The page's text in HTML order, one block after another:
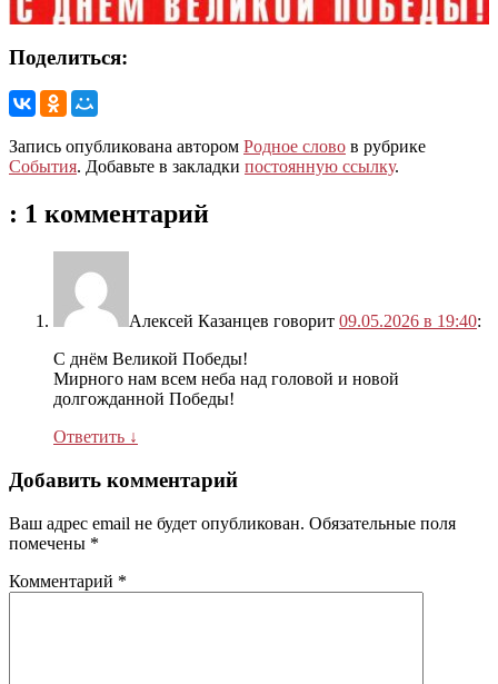
Поделиться:
Запись опубликована автором Родное слово в рубрике
События. Добавьте в закладки постоянную ссылку.
: 1 комментарий
Алексей Казанцев говорит 09.05.2026 в 19:40:
С днём Великой Победы!
Мирного нам всем неба над головой и новой
долгожданной Победы!
Ответить ↓
Добавить комментарий
Ваш адрес email не будет опубликован. Обязательные поля
помечены *
Комментарий *